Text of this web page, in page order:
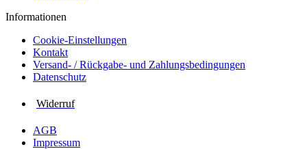
Informationen
Cookie-Einstellungen
Kontakt
Versand- / Rückgabe- und Zahlungs­bedingungen
Datenschutz
Widerruf
AGB
Impressum